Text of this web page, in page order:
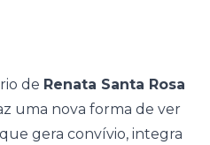
de Renata Santa Rosa
uma nova forma de ver
gera convívio, integra